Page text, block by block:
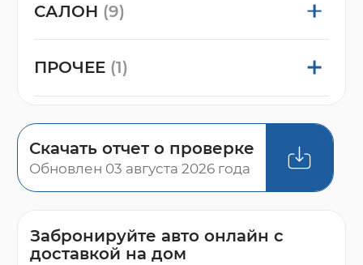
САЛОН (9)
ПРОЧЕЕ (1)
Скачать отчет о проверке
Обновлен 03 августа 2026 года
Забронируйте авто онлайн с
доставкой на дом